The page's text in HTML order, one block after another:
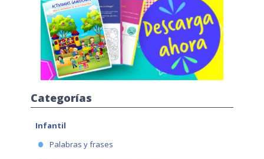
Categorías
Infantil
Palabras y frases